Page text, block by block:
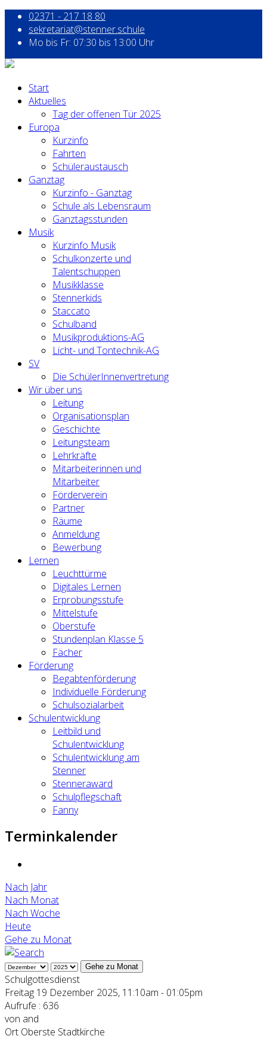
02371 - 217 18 80
sekretariat@stenner.schule
Mo bis Fr: 07:30 bis 13:00 Uhr
Start
Aktuelles
Tag der offenen Tür 2025
Europa
Kurzinfo
Fahrten
Schüleraustausch
Ganztag
Kurzinfo - Ganztag
Schule als Lebensraum
Ganztagsstunden
Musik
Kurzinfo Musik
Schulkonzerte und
Talentschuppen
Musikklasse
Stennerkids
Staccato
Schulband
Musikproduktions-AG
Licht- und Tontechnik-AG
SV
Die SchülerInnenvertretung
Wir über uns
Leitung
Organisationsplan
Geschichte
Leitungsteam
Lehrkräfte
Mitarbeiterinnen und
Mitarbeiter
Förderverein
Partner
Räume
Anmeldung
Bewerbung
Lernen
Leuchttürme
Digitales Lernen
Erprobungsstufe
Mittelstufe
Oberstufe
Stundenplan Klasse 5
Fächer
Förderung
Begabtenförderung
Individuelle Förderung
Schulsozialarbeit
Schulentwicklung
Leitbild und
Schulentwicklung
Schulentwicklung am
Stenner
Stenneraward
Schulpflegschaft
Fanny
Terminkalender
Nach Jahr
Nach Monat
Nach Woche
Heute
Gehe zu Monat
Gehe zu Monat
Schulgottesdienst
Freitag 19 Dezember 2025, 11:10am - 01:05pm
Aufrufe : 636
von and
Ort Oberste Stadtkirche